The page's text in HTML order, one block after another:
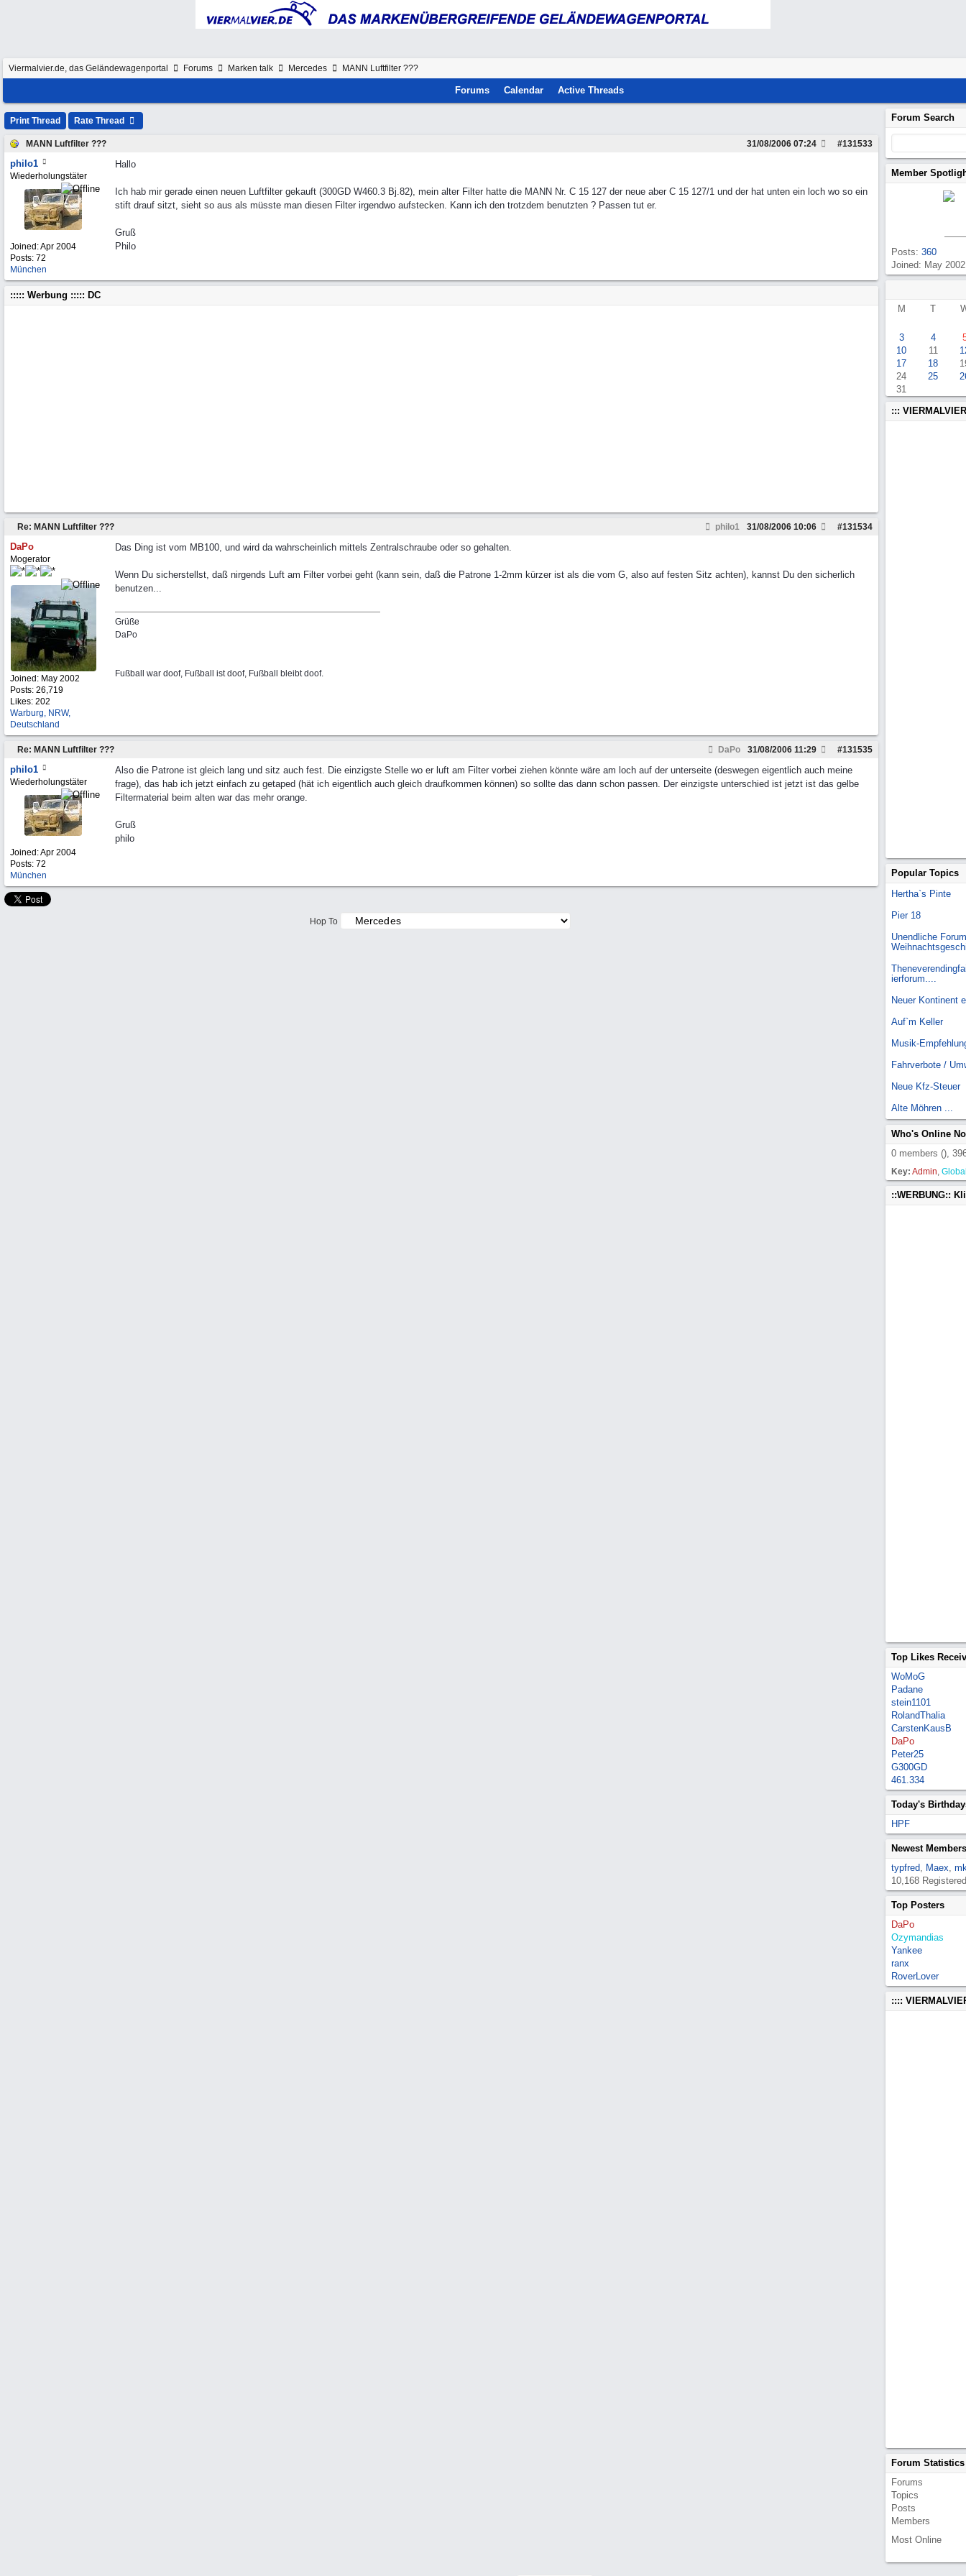
Viermalvier.de, das Geländewagenportal Forums Marken talk Mercedes MANN Luftfilter ???
Forums Calendar Active Threads
Print Thread Rate Thread
MANN Luftfilter ??? #131533
31/08/2006 07:24
philo1
Wiederholungstäter
Joined:Apr 2004
Posts: 72
München
Hallo
Ich hab mir gerade einen neuen Luftfilter gekauft (300GD W460.3 Bj.82), mein alter Filter hatte die MANN Nr. C 15 127 der neue aber C 15 127/1 und der hat unten ein loch wo so ein
stift drauf sitzt, sieht so aus als müsste man diesen Filter irgendwo aufstecken. Kann ich den trotzdem benutzten ? Passen tut er.
Gruß
Philo
::::: Werbung ::::: DC
Re: MANN Luftfilter ??? philo1 #131534
31/08/2006 10:06
DaPo
Mogerator
Joined: May 2002
Posts: 26,719
Likes: 202
Warburg, NRW,
Deutschland
Das Ding ist vom MB100, und wird da wahrscheinlich mittels Zentralschraube oder so gehalten.
Wenn Du sicherstellst, daß nirgends Luft am Filter vorbei geht (kann sein, daß die Patrone 1-2mm kürzer ist als die vom G, also auf festen Sitz achten), kannst Du den sicherlich
benutzen...
Grüße
DaPo
Fußball war doof, Fußball ist doof, Fußball bleibt doof.
Re: MANN Luftfilter ??? DaPo #131535
31/08/2006 11:29
philo1
Wiederholungstäter
Joined:Apr 2004
Posts: 72
München
Also die Patrone ist gleich lang und sitz auch fest. Die einzigste Stelle wo er luft am Filter vorbei ziehen könnte wäre am loch auf der unterseite (deswegen eigentlich auch meine
frage), das hab ich jetzt einfach zu getaped (hät ich eigentlich auch gleich draufkommen können) so sollte das dann schon passen. Der einzigste unterschied ist jetzt ist das gelbe
Filtermaterial beim alten war das mehr orange.
Gruß
philo
Hop To
Forum Search
Member
Posts: 360
Joined: May 2002
M T
3 4
10
11
17
18
24
25
31
:::
Popular Topics
Hertha`s Pinte
Pier 18
Unendliche
ierforum....
Neuer Kontinent
Auf`m Keller
Musik-
Fahrverbote /
Neue Kfz-Steuer
Alte Möhren ...
Who's Online
0 members (),
Key: Admin,
::WERBUNG::
Top Likes
WoMoG
Padane
stein1101
RolandThalia
CarstenKausB
DaPo
Peter25
G300GD
461.334
Today's
HPF
Newest Members
typfred, Maex,
10,168
Top Posters
DaPo
Ozymandias
Yankee
ranx
RoverLover
::::
Forum Statistics
Forums
Topics
Posts
Members
Most Online